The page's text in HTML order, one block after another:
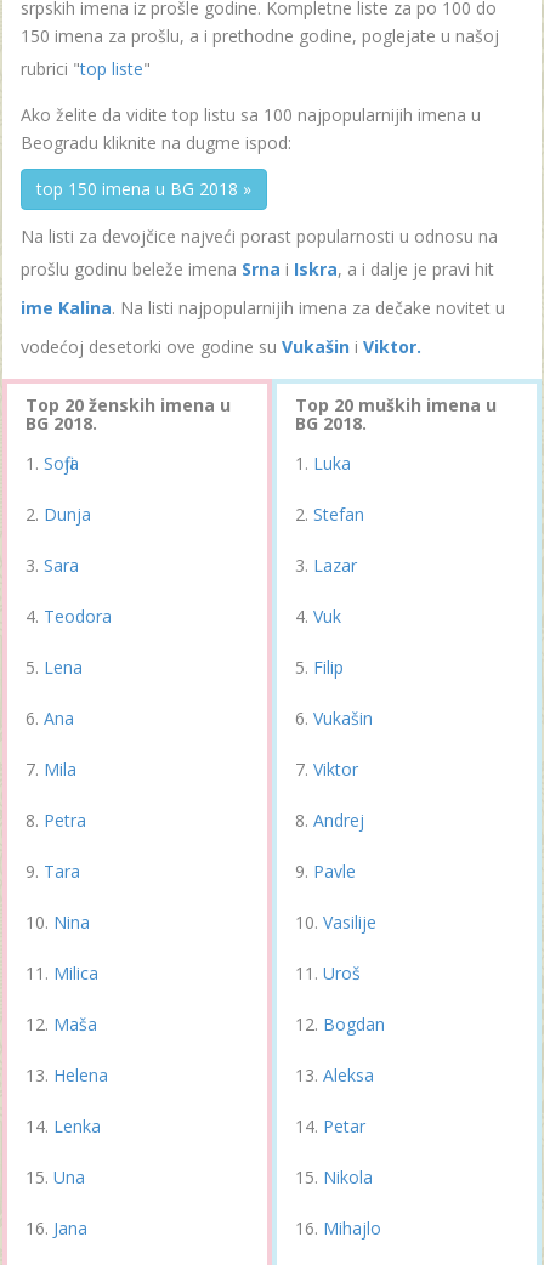
srpskih imena iz prošle godine. Kompletne liste za po 100 do
150 imena za prošlu, a i prethodne godine, poglejate u našoj
rubrici "top liste"
Ako želite da vidite top listu sa 100 najpopularnijih imena u
Beogradu kliknite na dugme ispod:
top 150 imena u BG 2018 »
Na listi za devojčice najveći porast popularnosti u odnosu na
prošlu godinu beleže imena Srna i Iskra, a i dalje je pravi hit
ime Kalina. Na listi najpopularnijih imena za dečake novitet u
vodećoj desetorki ove godine su Vukašin i Viktor.
Top 20 ženskih imena u
BG 2018.
Sofija
Dunja
Sara
Teodora
Lena
Ana
Mila
Petra
Tara
Nina
Milica
Maša
Helena
Lenka
Una
Jana
Top 20 muških imena u
BG 2018.
Luka
Stefan
Lazar
Vuk
Filip
Vukašin
Viktor
Andrej
Pavle
Vasilije
Uroš
Bogdan
Aleksa
Petar
Nikola
Mihajlo